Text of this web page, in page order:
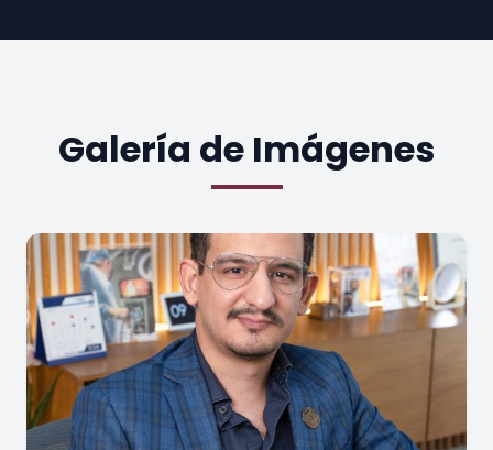
Galería de Imágenes